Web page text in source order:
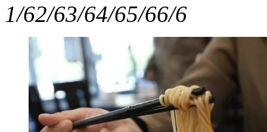
1/62/63/64/65/66/6